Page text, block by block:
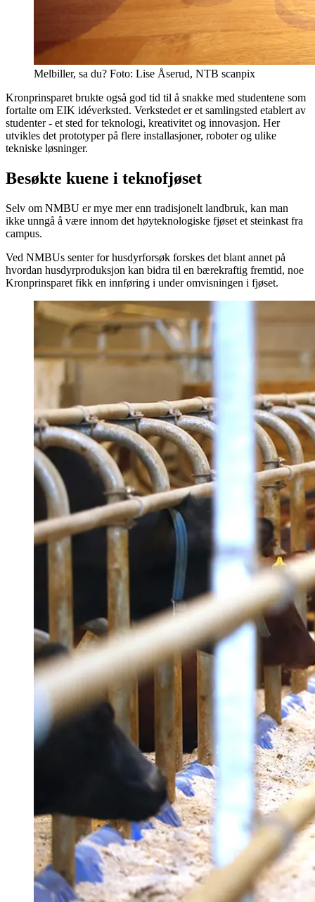
Melbiller, sa du? Foto: Lise Åserud, NTB scanpix
Kronprinsparet brukte også god tid til å snakke med studentene som
fortalte om EIK idéverksted. Verkstedet er et samlingsted etablert av
studenter - et sted for teknologi, kreativitet og innovasjon. Her
utvikles det prototyper på flere installasjoner, roboter og ulike
tekniske løsninger.
Besøkte kuene i teknofjøset
Selv om NMBU er mye mer enn tradisjonelt landbruk, kan man
ikke unngå å være innom det høyteknologiske fjøset et steinkast fra
campus.
Ved NMBUs senter for husdyrforsøk forskes det blant annet på
hvordan husdyrproduksjon kan bidra til en bærekraftig fremtid, noe
Kronprinsparet fikk en innføring i under omvisningen i fjøset.